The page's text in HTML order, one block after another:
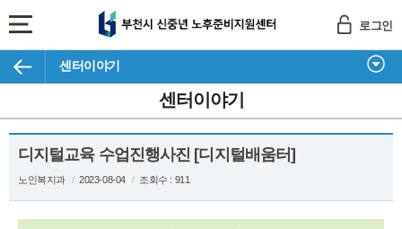
부
천
시
생
이
모
작
지
원
센
터
로그인
전
체
메
센터이야기
센터이야기
디지털교육 수업진행사진 [디지털배움터]
노인복지과 / 2023-08-04 / 조회수 : 911